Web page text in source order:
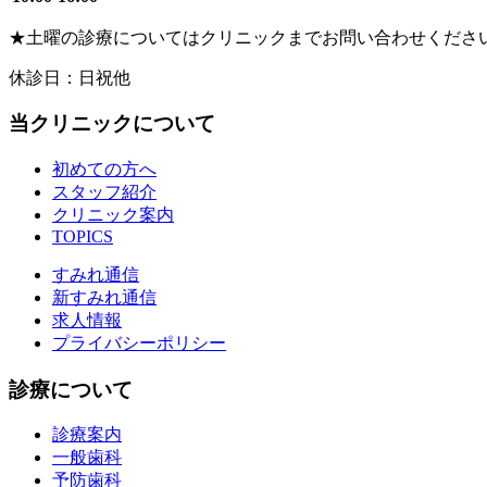
★土曜の診療についてはクリニックまでお問い合わせくださ
休診日：日祝他
当クリニックについて
初めての方へ
スタッフ紹介
クリニック案内
TOPICS
すみれ通信
新すみれ通信
求人情報
プライバシーポリシー
診療について
診療案内
一般歯科
予防歯科